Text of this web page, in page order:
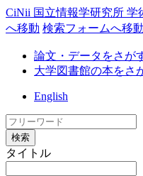
CiNii 国立情報学研究所
へ移動 検索フォームへ移動
論文・データをさが
大学図書館の本をさ
English
検索
タイトル